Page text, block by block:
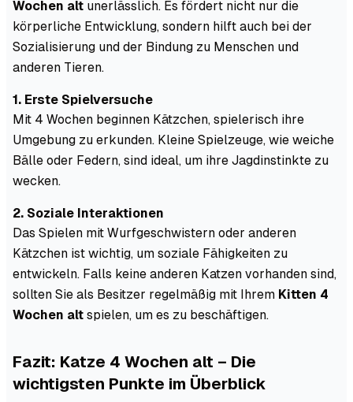
Wochen alt unerlässlich. Es fördert nicht nur die
körperliche Entwicklung, sondern hilft auch bei der
Sozialisierung und der Bindung zu Menschen und
anderen Tieren.
1. Erste Spielversuche
Mit 4 Wochen beginnen Kätzchen, spielerisch ihre
Umgebung zu erkunden. Kleine Spielzeuge, wie weiche
Bälle oder Federn, sind ideal, um ihre Jagdinstinkte zu
wecken.
2. Soziale Interaktionen
Das Spielen mit Wurfgeschwistern oder anderen
Kätzchen ist wichtig, um soziale Fähigkeiten zu
entwickeln. Falls keine anderen Katzen vorhanden sind,
sollten Sie als Besitzer regelmäßig mit Ihrem Kitten 4
Wochen alt spielen, um es zu beschäftigen.
Fazit: Katze 4 Wochen alt – Die
wichtigsten Punkte im Überblick